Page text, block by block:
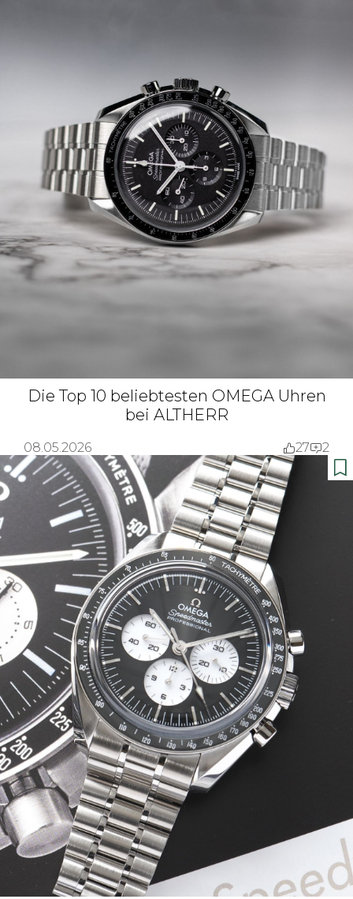
Die Top 10 beliebtesten OMEGA Uhren
bei ALTHERR
08.05.2026 27 2